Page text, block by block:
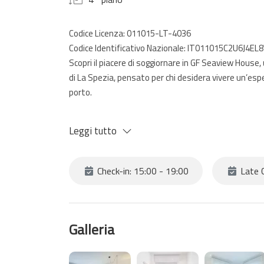
Codice Licenza: 011015-LT-4036
Codice Identificativo Nazionale:
Scopri il piacere di soggiornare in GF Seaview
di La Spezia, pensato per chi desidera vivere
porto.
raffinati, curati nei dettagli e progettati per far
della giornata.
ogni comfort, è ideale per condividere colazioni
Leggi tutto
Check-in: 15:00 - 19:00 Late
Galleria